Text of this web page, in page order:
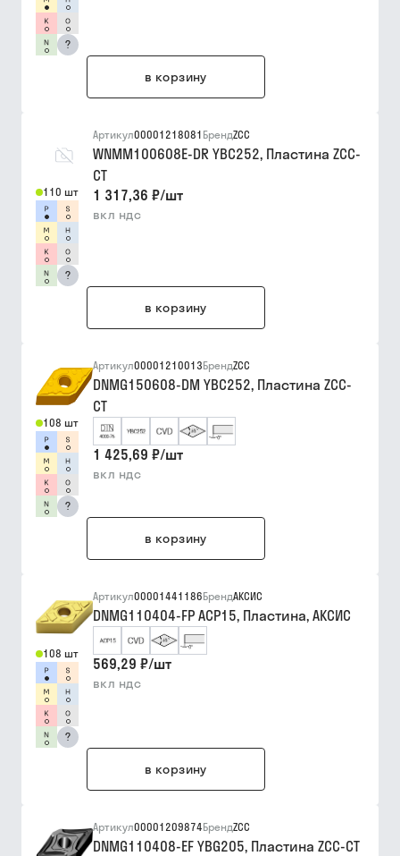
?
в корзину
110 шт
?
Артикул00001218081 БрендZCC
WNMM100608E-DR YBC252, Пластина ZCC-
CT
1 317,36 ₽/шт
вкл ндс
в корзину
108 шт
?
Артикул00001210013БрендZCC
DNMG150608-DM YBC252, Пластина ZCC-
CT
1 425,69 ₽/шт
вкл ндс
в корзину
108 шт
?
Артикул00001441186БрендАКСИС
DNMG110404-FP ACP15, Пластина, АКСИС
569,29 ₽/шт
вкл ндс
в корзину
Артикул00001209874БрендZCC
DNMG110408-EF YBG205, Пластина ZCC-CT